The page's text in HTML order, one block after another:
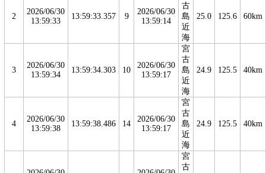
2
2026/06/30
13:59:33
13:59:33.357 9
2026/06/30
13:59:14
古
島
近
海
25.0 125.6 60km
3
2026/06/30
13:59:34
13:59:34.303 10
2026/06/30
13:59:17
宮
古
島
近
海
24.9 125.5 40km
4
2026/06/30
13:59:38
13:59:38.486 14
2026/06/30
13:59:17
宮
古
島
近
海
24.9 125.5 40km
宮
古